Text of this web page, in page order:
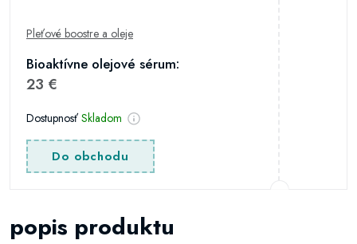
Pleťové boostre a oleje
Bioaktívne olejové sérum:
23 €
Dostupnosť Skladom
Do obchodu
popis produktu